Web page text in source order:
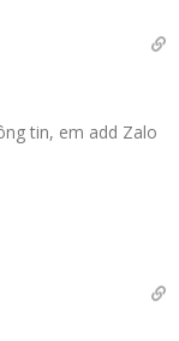
tin, em add Zalo